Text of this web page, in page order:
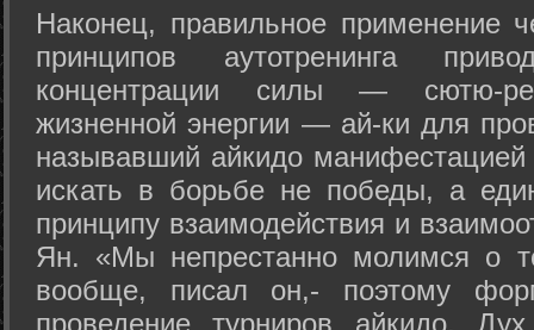
Наконец, правильное применение
принципов аутотренинга
концентрации силы — сютю-
жизненной энергии — ай-ки для
называвший айкидо
искать в борьбе не победы, а
принципу взаимодействия и
Ян. «Мы непрестанно молимся о
вообще, писал он,- поэтому
проведение турниров айкидо.